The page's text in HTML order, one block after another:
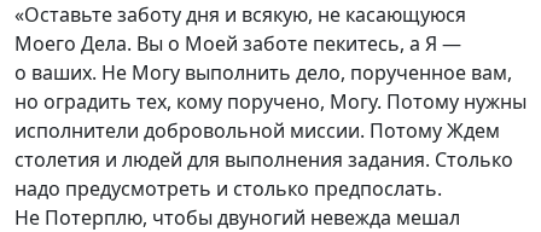
«Оставьте заботу дня и всякую, не касающуюся
Моего Дела. Вы о Моей заботе пекитесь, а Я —
о ваших. Не Могу выполнить дело, порученное вам,
но оградить тех, кому поручено, Могу. Потому нужны
исполнители добровольной миссии. Потому Ждем
столетия и людей для выполнения задания. Столько
надо предусмотреть и столько предпослать.
Не Потерплю, чтобы двуногий невежда мешал